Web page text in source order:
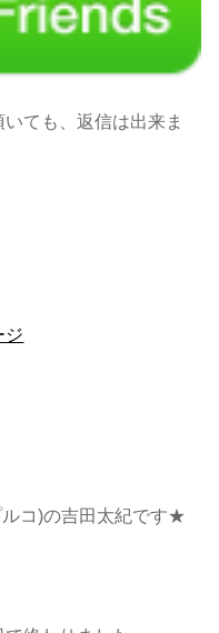
ても、返信は出来ま
ジ
コ)の吉田太紀です★